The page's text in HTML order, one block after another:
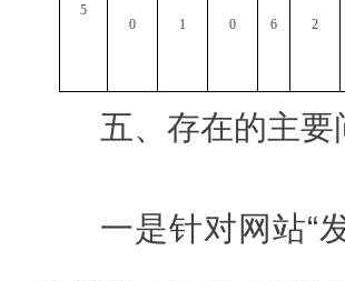
5
0
1 0 6 2
五、存在的主
一是针对网站“